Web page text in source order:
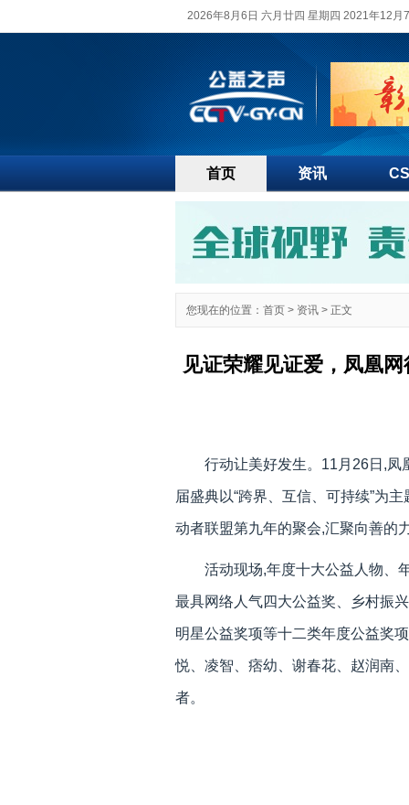
2026年8月6日 六月廿四 星期四 2021年12月
首页 资讯
您现在的位置： 首页 > 资讯 > 正文
见证荣耀见证爱，凤凰
行动让美好发生。11月26日,凤
届盛典以“跨界、互信、可持续”为
动者联盟第九年的聚会,汇聚向善的
活动现场,年度十大公益人物、
最具网络人气四大公益奖、乡村振
明星公益奖项等十二类年度公益奖
悦、凌智、痞幼、谢春花、赵润南
者。